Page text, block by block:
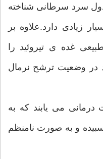
ندول سرد سرطانی شناخته
زیادی دارد.علاوه بر
غده ی تیروئید را
در وضعیت ترشح نرمال
درمانی می یابند که به
و به صورت نامنظم